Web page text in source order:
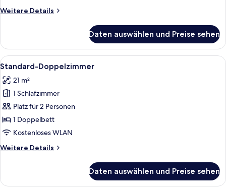
Weitere Details
Weitere
Einzelzimmer
Daten auswählen und Preise sehen
Alle
Fotos
für
Standard-
Doppelzimmer
anzeigen
Ein modernes Hotelzimmer mit Bett,
11
Standard-Doppelzimmer
21 m²
1 Schlafzimmer
Platz für 2 Personen
1 Doppelbett
Kostenloses WLAN
Weitere Details
Weitere
Doppelzimmer
Daten auswählen und Preise sehen